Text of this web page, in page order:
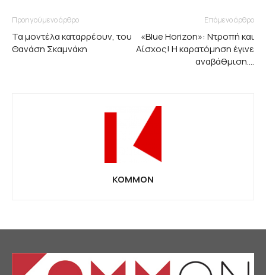
Προηγούμενο άρθρο
Τα μοντέλα καταρρέουν, του
Θανάση Σκαμνάκη
Επόμενο άρθρο
«Blue Horizon»: Ντροπή και
Αίσχος! Η καρατόμηση έγινε
αναβάθμιση….
KOMMON